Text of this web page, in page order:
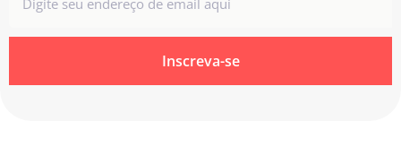
Inscreva-se